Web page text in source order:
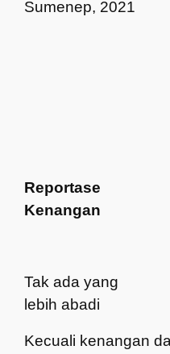
Sumenep, 2021
Reportase
Kenangan
Tak ada yang
lebih abadi
Kecuali kenangan